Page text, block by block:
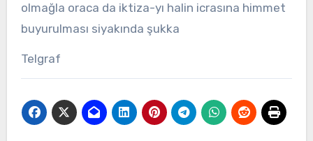
olmağla oraca da iktiza-yı halin icrasına himmet
buyurulması siyakında şukka
Telgraf